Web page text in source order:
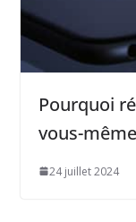
Pourquoi
vous-
24 juillet 2024